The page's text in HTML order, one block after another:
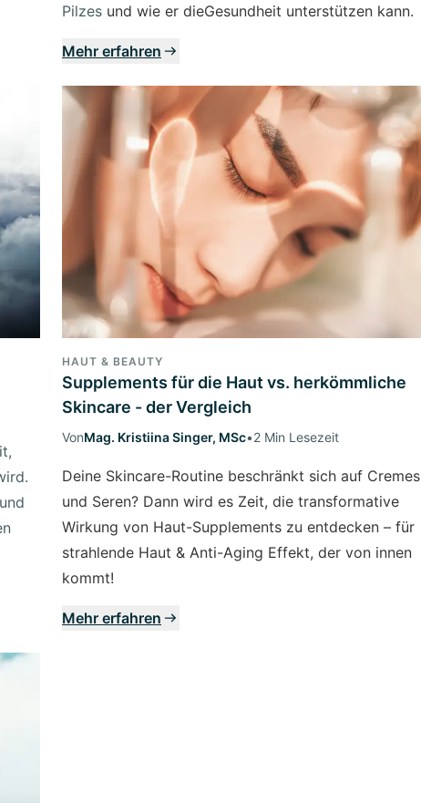
Pilzes und wie er dieGesundheit unterstützen kann.
Mehr erfahren
HAUT & BEAUTY
Supplements für die Haut vs. herkömmliche
Skincare - der Vergleich
VonMag. Kristiina Singer, MSc•2 Min Lesezeit
Deine Skincare-Routine beschränkt sich auf Cremes
und Seren? Dann wird es Zeit, die transformative
Wirkung von Haut-Supplements zu entdecken – für
strahlende Haut & Anti-Aging Effekt, der von innen
kommt!
Mehr erfahren